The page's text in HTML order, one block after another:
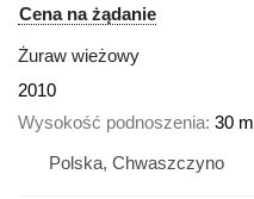
Cena na żądanie
Żuraw wieżowy
2010
Wysokość podnoszenia 30 m
Polska, Chwaszczyno